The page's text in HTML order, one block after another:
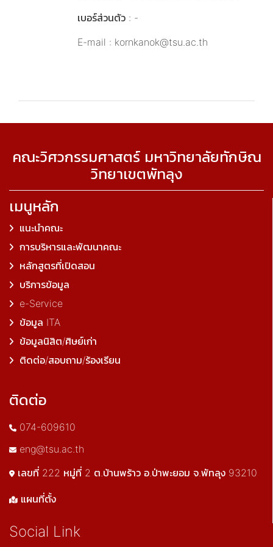
เบอร์ส่วนตัว : -
E-mail : kornkanok@tsu.ac.th
คณะวิศวกรรมศาสตร์ มหาวิทยาลัยทักษิณ
วิทยาเขตพัทลุง
เมนูหลัก
แนะนำคณะ
การบริหารและพัฒนาคณะ
หลักสูตรที่เปิดสอน
บริการข้อมูล
e-Service
ข้อมูล ITA
ข้อมูลนิสิต/ศิษย์เก่า
ติดต่อ/สอบถาม/ร้องเรียน
ติดต่อ
074-609610
eng@tsu.ac.th
เลขที่ 222 หมู่ที่ 2 ต.บ้านพร้าว อ.ป่าพะยอม จ.พัทลุง 93210
แผนที่ตั้ง
Social Link